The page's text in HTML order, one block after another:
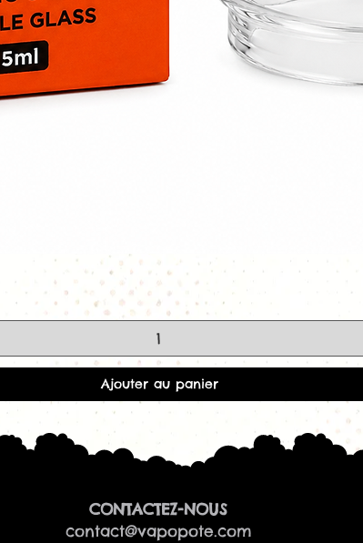
Aperçu rapide
Ajouter au panier
CONTACTEZ-NOUS
contact@vapopote.com